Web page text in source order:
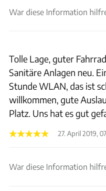
War diese Information
Tolle Lage, guter
Sanitäre Anlagen neu.
Stunde WLAN, das ist
willkommen, gute
Platz. Uns hat es gut
27. April 2019,
War diese Information